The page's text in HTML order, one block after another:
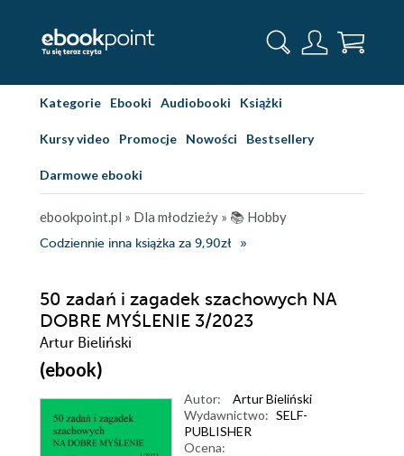
Kategorie Ebooki Audiobooki Książki
Kursy video Promocje Nowości Bestsellery
Darmowe ebooki
ebookpoint.pl » Dla młodzieży » 📚 Hobby
Codziennie inna książka za 9,90zł
50 zadań i zagadek szachowych NA
DOBRE MYŚLENIE 3/2023
Artur Bieliński
(ebook)
Autor:
Artur Bieliński
Wydawnictwo: SELF-
PUBLISHER
Ocena: